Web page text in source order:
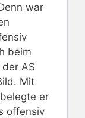
war
beim
AS
Mit
er
offensiv